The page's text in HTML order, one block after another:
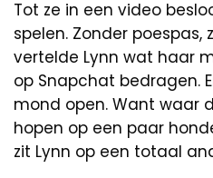
Tot ze in een video
spelen. Zonder poespas,
vertelde Lynn wat haar
op Snapchat bedragen.
mond open. Want waar
hopen op een paar
zit Lynn op een totaal